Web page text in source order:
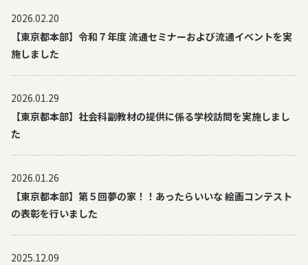
2026.02.20
【東京都本部】令和７年度 流通セミナーおよび流通イベントを実
施しました
2026.01.29
【東京都本部】社会科副教材の提供に係る学校訪問を実施しまし
た
2026.01.26
【東京都本部】第５回夢の家！！あったらいいな 絵画コンテスト
の表彰を行いました
2025.12.09